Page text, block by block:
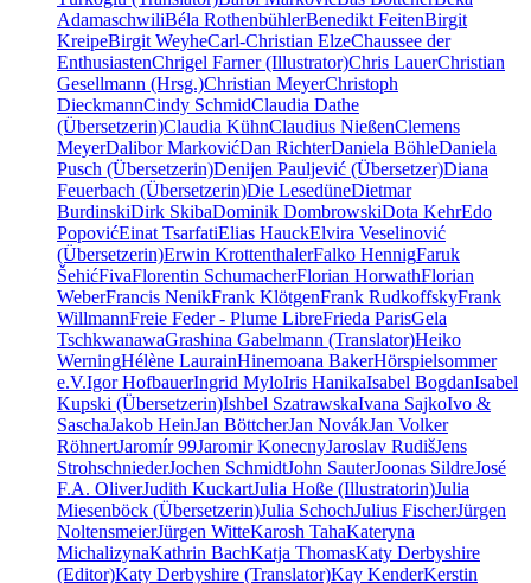
AdamaschwiliBéla RothenbühlerBenedikt FeitenBirgit
KreipeBirgit WeyheCarl-Christian ElzeChaussee der
EnthusiastenChrigel Farner (Illustrator)Chris LauerChristian
Gesellmann (Hrsg.)Christian MeyerChristoph
DieckmannCindy SchmidClaudia Dathe
(Übersetzerin)Claudia KühnClaudius NießenClemens
MeyerDalibor MarkovićDan RichterDaniela BöhleDaniela
Pusch (Übersetzerin)Denijen Pauljević (Übersetzer)Diana
Feuerbach (Übersetzerin)Die LesedüneDietmar
BurdinskiDirk SkibaDominik DombrowskiDota KehrEdo
PopovićEinat TsarfatiElias HauckElvira Veselinović
(Übersetzerin)Erwin KrottenthalerFalko HennigFaruk
ŠehićFivaFlorentin SchumacherFlorian HorwathFlorian
WeberFrancis NenikFrank KlötgenFrank RudkoffskyFrank
WillmannFreie Feder - Plume LibreFrieda ParisGela
TschkwanawaGrashina Gabelmann (Translator)Heiko
WerningHélène LaurainHinemoana BakerHörspielsommer
e.V.Igor HofbauerIngrid MyloIris HanikaIsabel BogdanIsabel
Kupski (Übersetzerin)Ishbel SzatrawskaIvana SajkoIvo &
SaschaJakob HeinJan BöttcherJan NovákJan Volker
RöhnertJaromír 99Jaromir KonecnyJaroslav RudišJens
StrohschniederJochen SchmidtJohn SauterJoonas SildreJosé
F.A. OliverJudith KuckartJulia Hoße (Illustratorin)Julia
Miesenböck (Übersetzerin)Julia SchochJulius FischerJürgen
NoltensmeierJürgen WitteKarosh TahaKateryna
MichalizynaKathrin BachKatja ThomasKaty Derbyshire
(Editor)Katy Derbyshire (Translator)Kay KenderKerstin